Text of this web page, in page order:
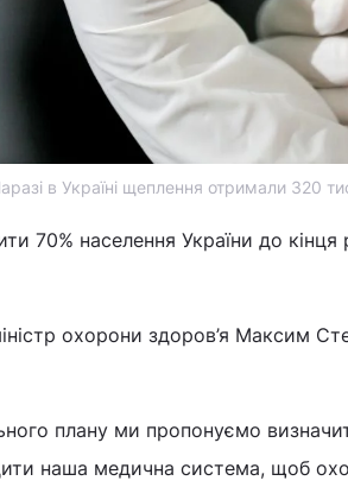
в Україні щеплення отримали 320
70% населення України до кінця
охорони здоров’я Максим
плану ми пропонуємо
наша медична система, щоб